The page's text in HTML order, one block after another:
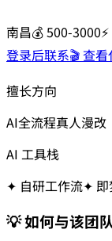
南昌💰500-3000⚡
登录后联系🎬 查
擅长方向
AI全流程真人漫改
AI 工具栈
✦ 自研工作流✦
💡 如何与该团